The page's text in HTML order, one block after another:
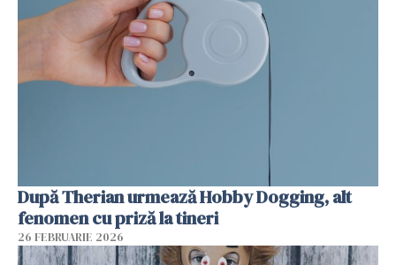
După Therian urmează Hobby Dogging, alt
fenomen cu priză la tineri
26 FEBRUARIE 2026